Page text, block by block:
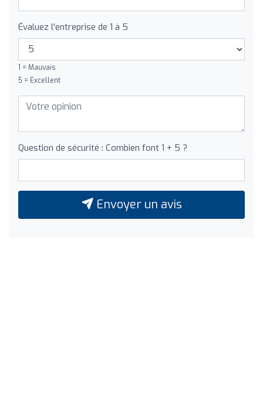
Évaluez l'entreprise de 1 à 5
1 = Mauvais
5 = Excellent
Question de sécurité : Combien font 1 + 5 ?
Envoyer un avis